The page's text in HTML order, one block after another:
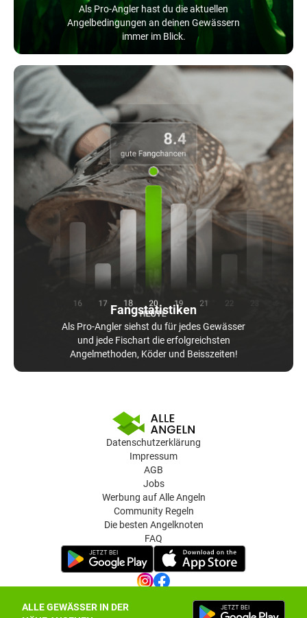
ALLE GEWÄSSER IN DER
Als Pro-Angler hast du die aktuellen
Angelbedingungen an deinen Gewässern
immer im Blick.
Fangstatistiken
Als Pro-Angler siehst du für jedes Gewässer
und jede Fischart die erfolgreichsten
Angelmethoden, Köder und Beisszeiten!
Datenschutzerklärung
Impressum
AGB
Jobs
Werbung auf Alle Angeln
Community Regeln
Die besten Angelknoten
FAQ
Datenschutz-Einstellungen